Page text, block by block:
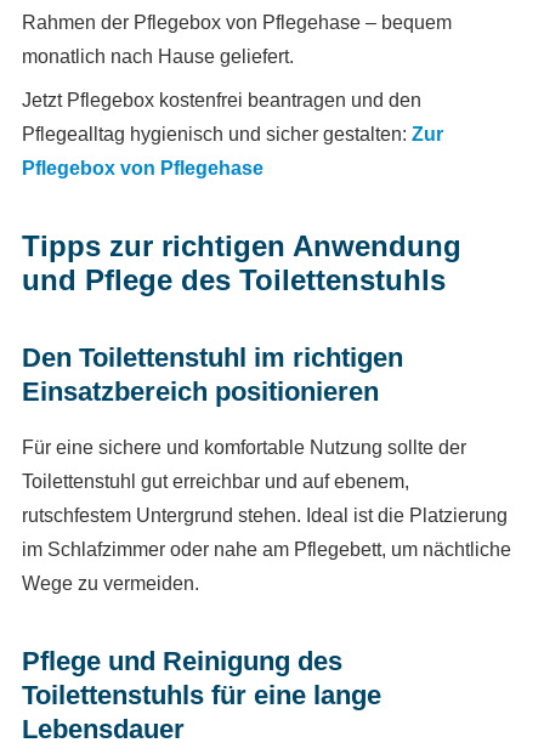
Rahmen der Pflegebox von Pflegehase – bequem
monatlich nach Hause geliefert.
Jetzt Pflegebox kostenfrei beantragen und den
Pflegealltag hygienisch und sicher gestalten: Zur
Pflegebox von Pflegehase
Tipps zur richtigen Anwendung
und Pflege des Toilettenstuhls
Den Toilettenstuhl im richtigen
Einsatzbereich positionieren
Für eine sichere und komfortable Nutzung sollte der
Toilettenstuhl gut erreichbar und auf ebenem,
rutschfestem Untergrund stehen. Ideal ist die Platzierung
im Schlafzimmer oder nahe am Pflegebett, um nächtliche
Wege zu vermeiden.
Pflege und Reinigung des
Toilettenstuhls für eine lange
Lebensdauer